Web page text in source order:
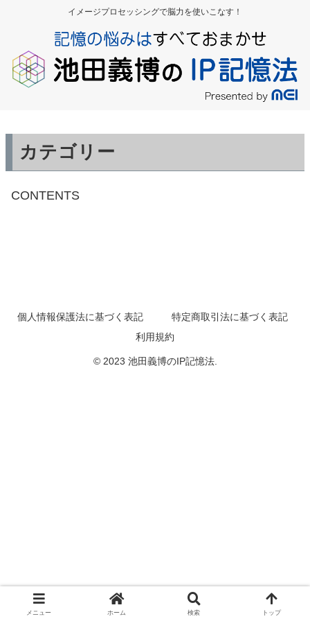
イメージプロセッシングで脳力を使いこなす！
カテゴリー
CONTENTS
個人情報保護法に基づく表記
特定商取引法に基づく表記
利用規約
© 2023 池田義博のIP記憶法.
メニュー ホーム 検索 トップ